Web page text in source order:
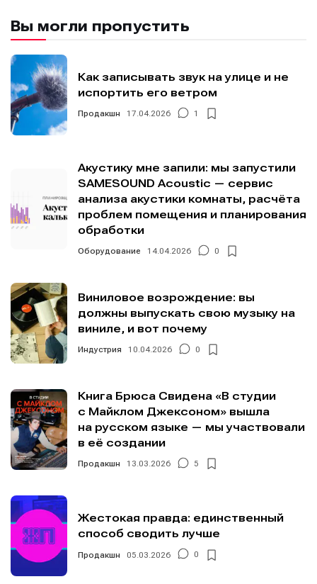
Вы могли пропустить
Как записывать звук на улице и не
испортить его ветром
Продакшн 17.04.2026 1
Акустику мне запили: мы запустили
SAMESOUND Acoustic — сервис
анализа акустики комнаты, расчёта
проблем помещения и планирования
обработки
Оборудование 14.04.2026 0
Виниловое возрождение: вы
должны выпускать свою музыку на
виниле, и вот почему
Индустрия 10.04.2026 0
Книга Брюса Свидена «В студии
с Майклом Джексоном» вышла
на русском языке — мы участвовали
в её создании
Продакшн 13.03.2026 5
Жестокая правда: единственный
способ сводить лучше
Продакшн 05.03.2026 0